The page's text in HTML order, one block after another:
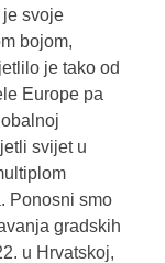
svoje
bojom,
je tako od
Europe pa
svijet u
Ponosni smo
gradskih
u Hrvatskoj,